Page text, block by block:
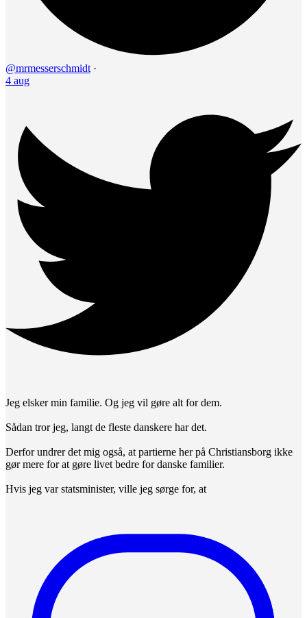
@mrmesserschmidt ·
4 aug
Jeg elsker min familie. Og jeg vil gøre alt for dem.
Sådan tror jeg, langt de fleste danskere har det.
Derfor undrer det mig også, at partierne her på Christiansborg ikke
gør mere for at gøre livet bedre for danske familier.
Hvis jeg var statsminister, ville jeg sørge for, at